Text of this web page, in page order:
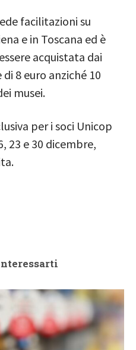
facilitazioni su
e in Toscana ed è
acquistata dai
8 euro anziché 10
musei.
per i soci Unicop
23 e 30 dicembre,